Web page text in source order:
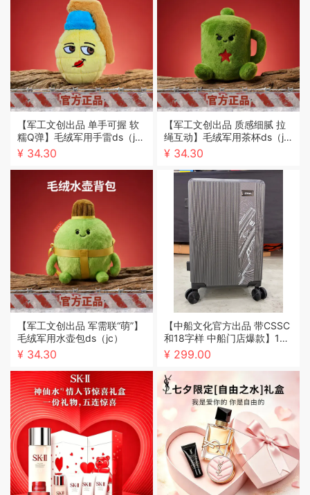
【军工文创出品 单手可握 软
糯Q弹】毛绒军用手雷ds（j
c）
¥ 34.30
【军工文创出品 质感细腻 拉
绳互动】毛绒军用茶杯ds（j
c）
¥ 34.30
【军工文创出品 军需联“萌”】
毛绒军用水壶包ds（jc）
¥ 34.30
【中船文化官方出品 带CSSC
和18字样 中船门店爆款】18
号中国航母行李箱ds（zc）
¥ 299.00